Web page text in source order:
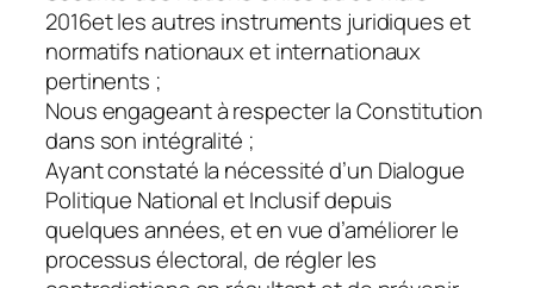
2016et les autres instruments juridiques et
normatifs nationaux et internationaux
pertinents ;
Nous engageant à respecter la Constitution
dans son intégralité ;
Ayant constaté la nécessité d’un Dialogue
Politique National et Inclusif depuis
quelques années, et en vue d’améliorer le
processus électoral, de régler les